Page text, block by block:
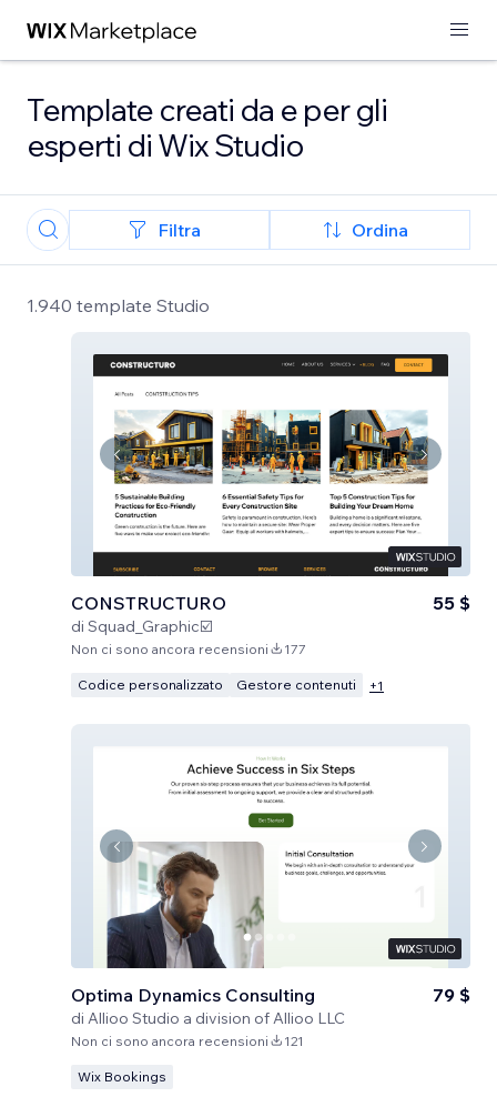
Template creati da e per gli
esperti di Wix Studio
Filtra Ordina
1.940 template Studio
CONSTRUCTURO
di Squad_Graphic☑️
55 $
Non ci sono ancora recensioni 177
Codice personalizzato Gestore contenuti +1
Optima Dynamics Consulting
di Allioo Studio a division of Allioo LLC
79 $
Non ci sono ancora recensioni 121
Wix Bookings